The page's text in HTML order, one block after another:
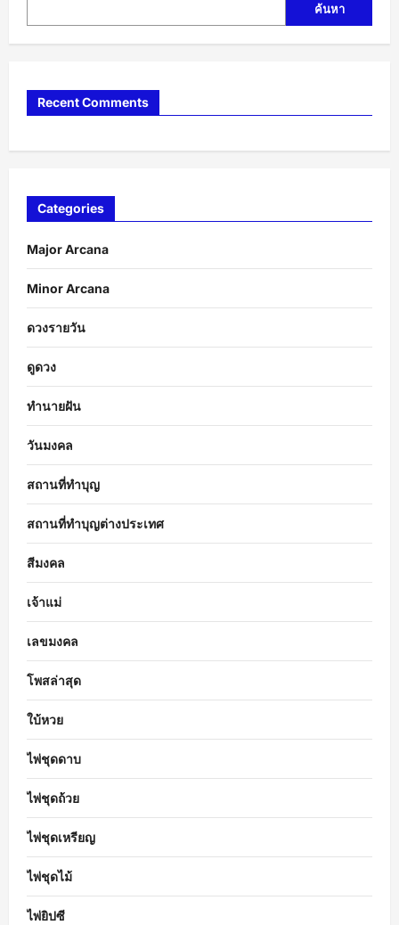
ค้นหา
Recent Comments
Categories
Major Arcana
Minor Arcana
ดวงรายวัน
ดูดวง
ทำนายฝัน
วันมงคล
สถานที่ทำบุญ
สถานที่ทำบุญต่างประเทศ
สีมงคล
เจ้าแม่
เลขมงคล
โพสล่าสุด
ใบ้หวย
ไพ่ชุดดาบ
ไพ่ชุดถ้วย
ไพ่ชุดเหรียญ
ไพ่ชุดไม้
ไพ่ยิปซี